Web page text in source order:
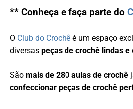
** Conheça e faça parte do
O Club do Crochê é um espaço
diversaspeças de crochê lindas e
Sãomais de 280 aulas de crochê
confeccionar peças de crochê